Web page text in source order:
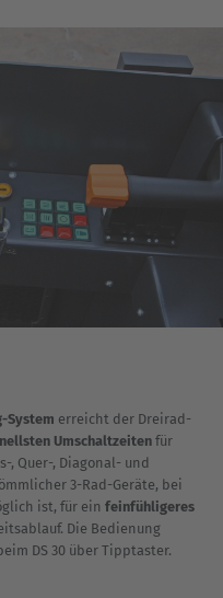
System erreicht der Dreirad-
Umschaltzeitenfür
, Quer-, Diagonal- und
3-Rad-Geräte, bei
ist, für ein feinfühligeres
Die Bedienung
DS 30 über Tipptaster.